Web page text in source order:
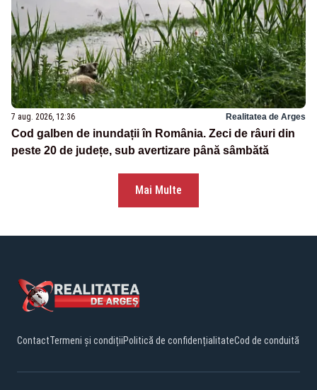
7 aug. 2026, 12:36 Realitatea de Arges
Cod galben de inundații în România. Zeci de râuri din
peste 20 de județe, sub avertizare până sâmbătă
Mai Multe
ContactTermeni și condițiiPolitică de confidențialitateCod de conduită